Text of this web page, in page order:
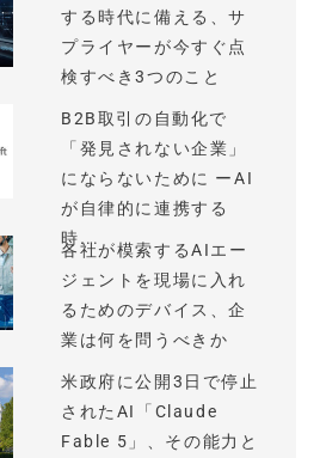
する時代に備える、サ
プライヤーが今すぐ点
検すべき3つのこと
B2B取引の自動化で
「発見されない企業」
にならないために ーAI
が自律的に連携する
時...
各社が模索するAIエー
ジェントを現場に入れ
るためのデバイス、企
業は何を問うべきか
米政府に公開3日で停止
されたAI「Claude
Fable 5」、その能力と